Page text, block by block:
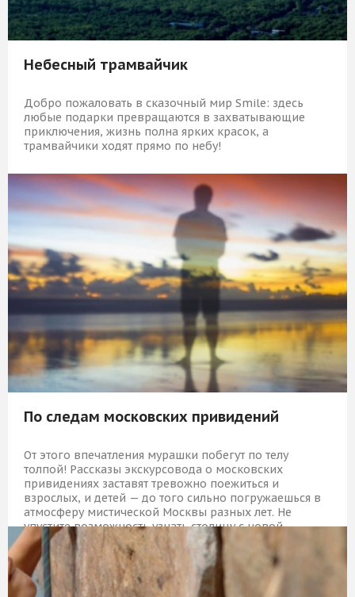
Небесный трамвайчик
Добро пожаловать в сказочный мир Smile: здесь
любые подарки превращаются в захватывающие
приключения, жизнь полна ярких красок, а
трамвайчики ходят прямо по небу!
6 489 Р КУПИТЬ
По следам московских привидений
От этого впечатления мурашки побегут по телу
толпой! Рассказы экскурсовода о московских
привидениях заставят тревожно поежиться и
взрослых, и детей — до того сильно погружаешься в
атмосферу мистической Москвы разных лет. Не
упустите возможность узнать столицу с новой
стороны и пощекотать себе нервы!
1 729 Р